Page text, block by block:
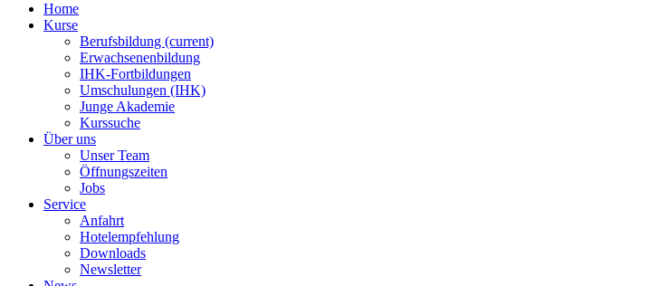
Home
Kurse
Berufsbildung (current)
Erwachsenenbildung
IHK-Fortbildungen
Umschulungen (IHK)
Junge Akademie
Kurssuche
Über uns
Unser Team
Öffnungszeiten
Jobs
Service
Anfahrt
Hotelempfehlung
Downloads
Newsletter